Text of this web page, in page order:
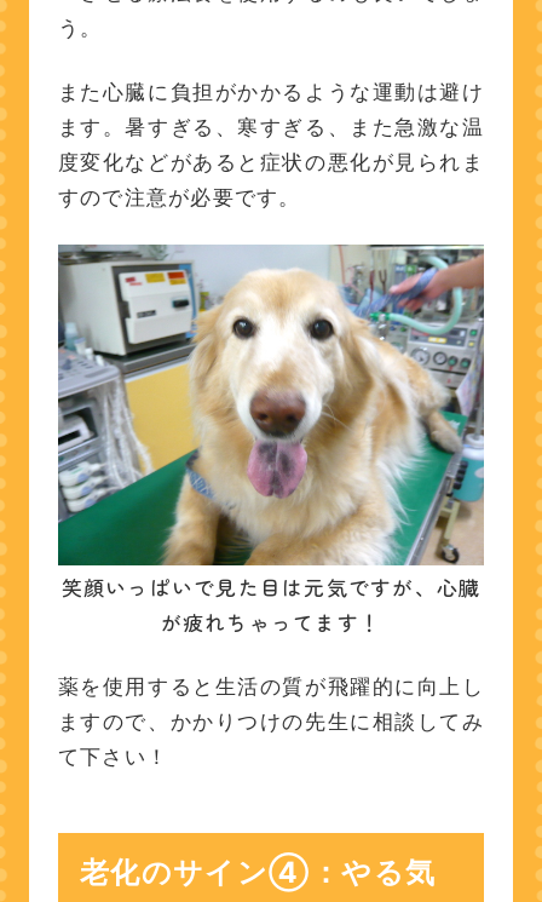
う。
また心臓に負担がかかるような運動は避け
ます。暑すぎる、寒すぎる、また急激な温
度変化などがあると症状の悪化が見られま
すので注意が必要です。
笑顔いっぱいで見た目は元気ですが、心臓
が疲れちゃってます！
薬を使用すると生活の質が飛躍的に向上し
ますので、かかりつけの先生に相談してみ
て下さい！
老化のサイン④：やる気